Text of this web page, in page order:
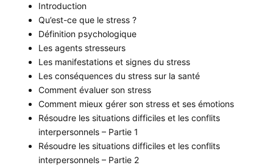
Introduction
Qu’est-ce que le stress ?
Définition psychologique
Les agents stresseurs
Les manifestations et signes du stress
Les conséquences du stress sur la santé
Comment évaluer son stress
Comment mieux gérer son stress et ses émotions
Résoudre les situations difficiles et les conflits
interpersonnels – Partie 1
Résoudre les situations difficiles et les conflits
interpersonnels – Partie 2